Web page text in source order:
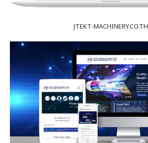
JTEKT-MACHINERY.CO.TH